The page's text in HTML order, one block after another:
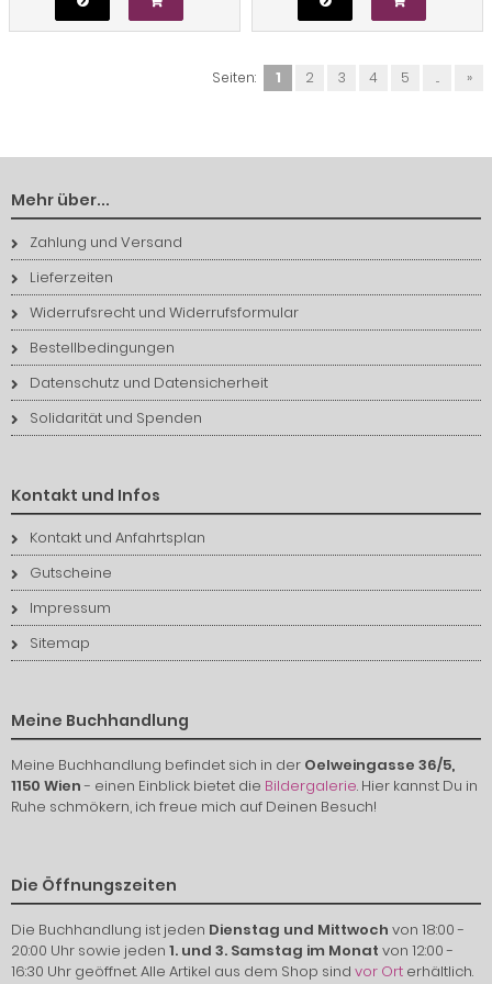
Seiten: 1 2 3 4 5 ... »
Mehr über...
Zahlung und Versand
Lieferzeiten
Widerrufsrecht und Widerrufsformular
Bestellbedingungen
Datenschutz und Datensicherheit
Solidarität und Spenden
Kontakt und Infos
Kontakt und Anfahrtsplan
Gutscheine
Impressum
Sitemap
Meine Buchhandlung
Meine Buchhandlung befindet sich in der Oelweingasse 36/5,
1150 Wien- einen Einblick bietet die Bildergalerie. Hier kannst Du in
Ruhe schmökern, ich freue mich auf Deinen Besuch!
Die Öffnungszeiten
Die Buchhandlung ist jeden Dienstag und Mittwoch von 18:00 -
20:00 Uhr sowie jeden 1. und 3. Samstag im Monat von 12:00 -
16:30 Uhr geöffnet. Alle Artikel aus dem Shop sind vor Ort erhältlich.